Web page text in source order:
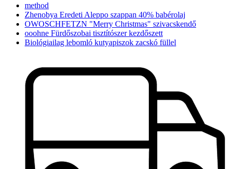
method
Zhenobya Eredeti Aleppo szappan 40% babérolaj
OWOSCHFETZN "Merry Christmas" szivacskendő
ooohne Fürdőszobai tisztítószer kezdőszett
Biológiailag lebomló kutyapiszok zacskó füllel